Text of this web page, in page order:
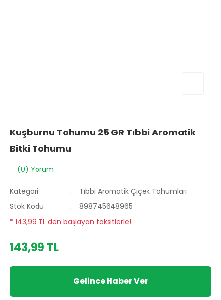
Kuşburnu Tohumu 25 GR Tıbbi Aromatik
Bitki Tohumu
(0) Yorum
Kategori
Tıbbi Aromatik Çiçek Tohumları
Stok Kodu
898745648965
* 143,99 TL den başlayan taksitlerle!
143,99 TL
Gelince Haber Ver